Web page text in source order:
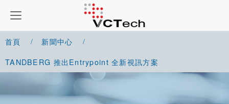
首頁
新聞中心
TANDBERG 推出Entrypoint 全新視訊方案